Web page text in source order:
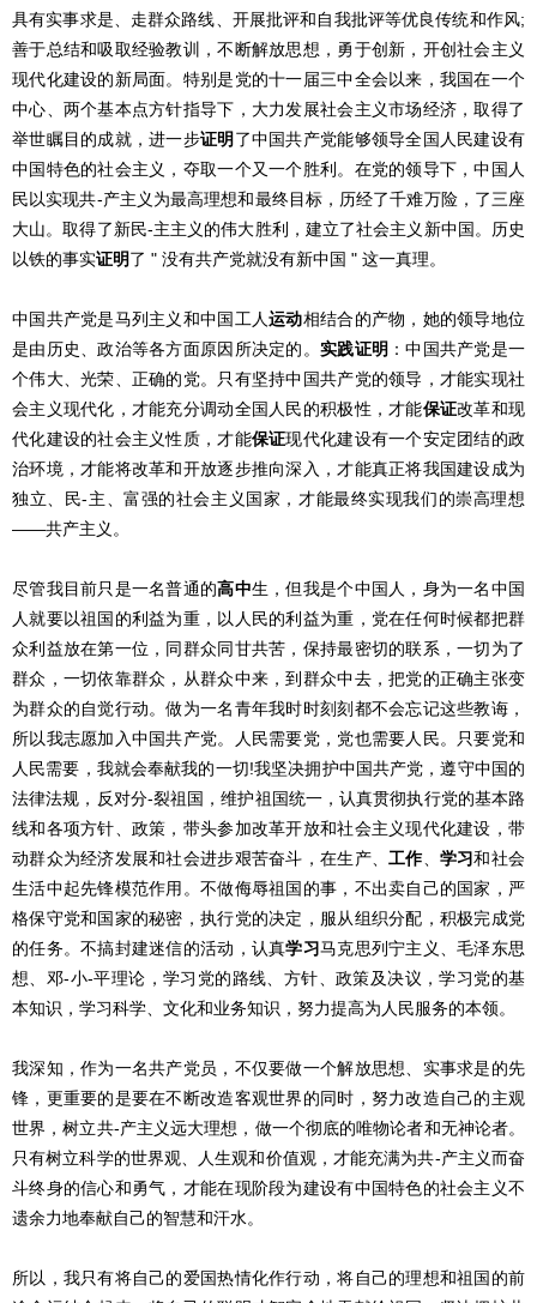
具有实事求是、走群众路线、开展批评和自我批评等优良传统和作风;
善于总结和吸取经验教训，不断解放思想，勇于创新，开创社会主义
现代化建设的新局面。特别是党的十一届三中全会以来，我国在一个
中心、两个基本点方针指导下，大力发展社会主义市场经济，取得了
举世瞩目的成就，进一步证明 了中国共产党能够领导全国人民建设有
中国特色的社会主义，夺取一个又一个胜利。在党的领导下，中国人
民以实现共-产主义为最高理想和最终目标，历经了千难万险，了三座
大山。取得了新民-主主义的伟大胜利，建立了社会主义新中国。历史
以铁的事实证明了 " 没有共产党就没有新中国 " 这一真理。
中国共产党是马列主义和中国工人运动相结合的产物，她的领导地位
是由历史、政治等各方面原因所决定的。 实践证明 ：中国共产党是一
个伟大、光荣、正确的党。只有坚持中国共产党的领导，才能实现社
会主义现代化，才能充分调动全国人民的积极性，才能保证改革和现
代化建设的社会主义性质，才能保证现代化建设有一个安定团结的政
治环境，才能将改革和开放逐步推向深入，才能真正将我国建设成为
独立、民-主、富强的社会主义国家，才能最终实现我们的崇高理想
——共产主义。
尽管我目前只是一名普通的高中生，但我是个中国人，身为一名中国
人就要以祖国的利益为重，以人民的利益为重，党在任何时候都把群
众利益放在第一位，同群众同甘共苦，保持最密切的联系，一切为了
群众，一切依靠群众，从群众中来，到群众中去，把党的正确主张变
为群众的自觉行动。做为一名青年我时时刻刻都不会忘记这些教诲，
所以我志愿加入中国共产党。人民需要党，党也需要人民。只要党和
人民需要，我就会奉献我的一切!我坚决拥护中国共产党，遵守中国的
法律法规，反对分-裂祖国，维护祖国统一，认真贯彻执行党的基本路
线和各项方针、政策，带头参加改革开放和社会主义现代化建设，带
动群众为经济发展和社会进步艰苦奋斗，在生产、工作、 学习和社会
生活中起先锋模范作用。不做侮辱祖国的事，不出卖自己的国家，严
格保守党和国家的秘密，执行党的决定，服从组织分配，积极完成党
的任务。不搞封建迷信的活动，认真学习马克思列宁主义、毛泽东思
想、邓-小-平理论，学习党的路线、方针、政策及决议，学习党的基
本知识，学习科学、文化和业务知识，努力提高为人民服务的本领。
我深知，作为一名共产党员，不仅要做一个解放思想、实事求是的先
锋，更重要的是要在不断改造客观世界的同时，努力改造自己的主观
世界，树立共-产主义远大理想，做一个彻底的唯物论者和无神论者。
只有树立科学的世界观、人生观和价值观，才能充满为共-产主义而奋
斗终身的信心和勇气，才能在现阶段为建设有中国特色的社会主义不
遗余力地奉献自己的智慧和汗水。
所以，我只有将自己的爱国热情化作行动，将自己的理想和祖国的前